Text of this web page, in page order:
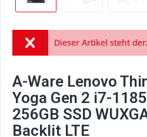
Dieser Artikel steht
A-Ware Lenovo
Yoga Gen 2 i7-
256GB SSD
Backlit LTE